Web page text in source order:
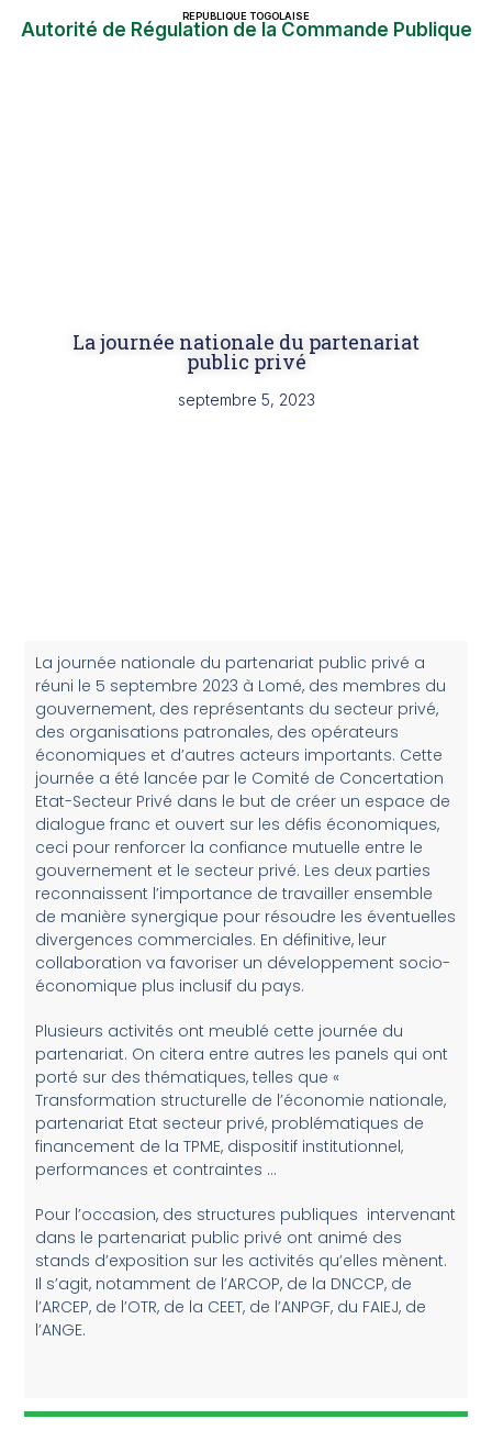
Autorité de Régulation de la Commande Publique
REPUBLIQUE TOGOLAISE
La journée nationale du partenariat
public privé
septembre 5, 2023
La journée nationale du partenariat public privé a
réuni le 5 septembre 2023 à Lomé, des membres du
gouvernement, des représentants du secteur privé,
des organisations patronales, des opérateurs
économiques et d’autres acteurs importants. Cette
journée a été lancée par le Comité de Concertation
Etat-Secteur Privé dans le but de créer un espace de
dialogue franc et ouvert sur les défis économiques,
ceci pour renforcer la confiance mutuelle entre le
gouvernement et le secteur privé. Les deux parties
reconnaissent l’importance de travailler ensemble
de manière synergique pour résoudre les éventuelles
divergences commerciales. En définitive, leur
collaboration va favoriser un développement socio-
économique plus inclusif du pays.
Plusieurs activités ont meublé cette journée du
partenariat. On citera entre autres les panels qui ont
porté sur des thématiques, telles que «
Transformation structurelle de l’économie nationale,
partenariat Etat secteur privé, problématiques de
financement de la TPME, dispositif institutionnel,
performances et contraintes …
Pour l’occasion, des structures publiques intervenant
dans le partenariat public privé ont animé des
stands d’exposition sur les activités qu’elles mènent.
Il s’agit, notamment de l’ARCOP, de la DNCCP, de
l’ARCEP, de l’OTR, de la CEET, de l’ANPGF, du FAIEJ, de
l’ANGE.